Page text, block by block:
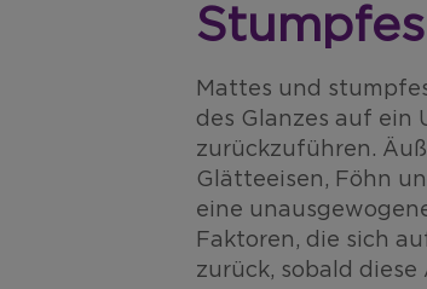
Mattes und
des Glanzes auf ein
zurückzuführen.
Glätteeisen, Föhn
eine
Faktoren, die sich
zurück, sobald